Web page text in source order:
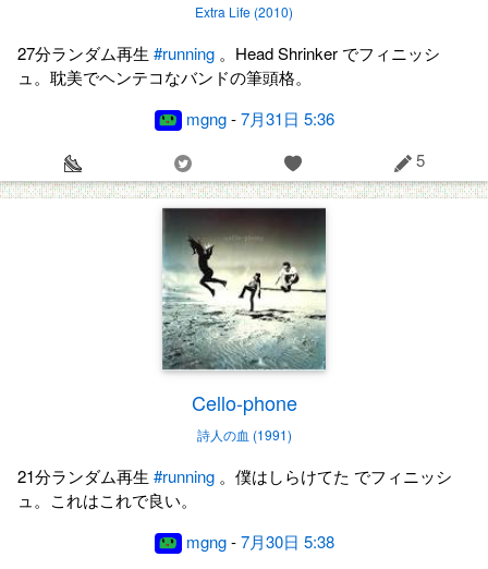
Extra Life (2010)
27分ランダム再生 #running 。Head Shrinker でフィニッシ
ュ。耽美でヘンテコなバンドの筆頭格。
mgng-7月31日 5:36
5
Cello-phone
詩人の血 (1991)
21分ランダム再生 #running 。僕はしらけてた でフィニッシ
ュ。これはこれで良い。
mgng-7月30日 5:38